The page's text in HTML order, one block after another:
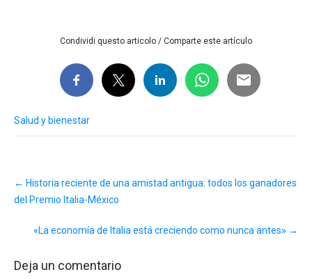
Condividi questo articolo / Comparte este artículo
Salud y bienestar
navigation
← Historia reciente de una amistad antigua: todos los ganadores
del Premio Italia-México
«La economía de Italia está creciendo como nunca antes» →
Deja un comentario